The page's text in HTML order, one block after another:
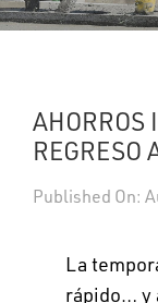
Search
AHORROS
REGRESO
Published On:
La
rápido… y